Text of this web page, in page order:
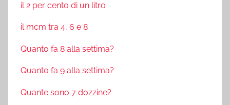
il 2 per cento di un litro
il mcm tra 4, 6 e 8
Quanto fa 8 alla settima?
Quanto fa 9 alla settima?
Quante sono 7 dozzine?